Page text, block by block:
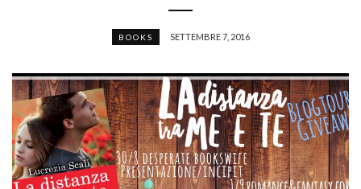
BOOKS SETTEMBRE 7, 2016